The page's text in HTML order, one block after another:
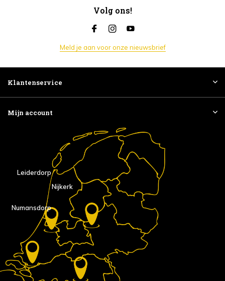
Volg ons!
Meld je aan voor onze nieuwsbrief
Klantenservice
Mijn account
Nijkerk
Numansdorp
Leiderdorp